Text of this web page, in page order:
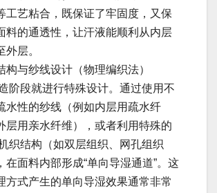
工艺粘合，既保证了牢固度，又保
料的通透性，让汗液能顺利从内层
外层。
构与纱线设计（物理编织法）
阶段就进行特殊设计。通过使用不
水性的纱线（例如内层用疏水纤
层用亲水纤维），或者利用特殊的
织结构（如双层组织、网孔组织
在面料内部形成“单向导湿通道”。这
方式产生的单向导湿效果通常非常